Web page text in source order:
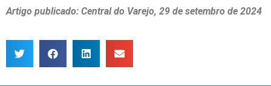
Artigo publicado: Central do Varejo, 29 de setembro de 2024